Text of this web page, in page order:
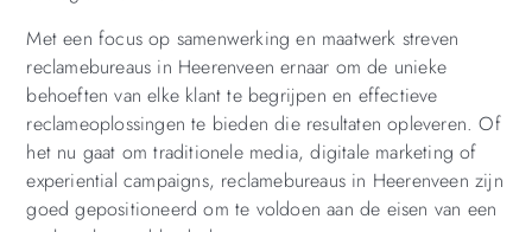
Met een focus op samenwerking en maatwerk streven
reclamebureaus in Heerenveen ernaar om de unieke
behoeften van elke klant te begrijpen en effectieve
reclameoplossingen te bieden die resultaten opleveren. Of
het nu gaat om traditionele media, digitale marketing of
experiential campaigns, reclamebureaus in Heerenveen zijn
goed gepositioneerd om te voldoen aan de eisen van een